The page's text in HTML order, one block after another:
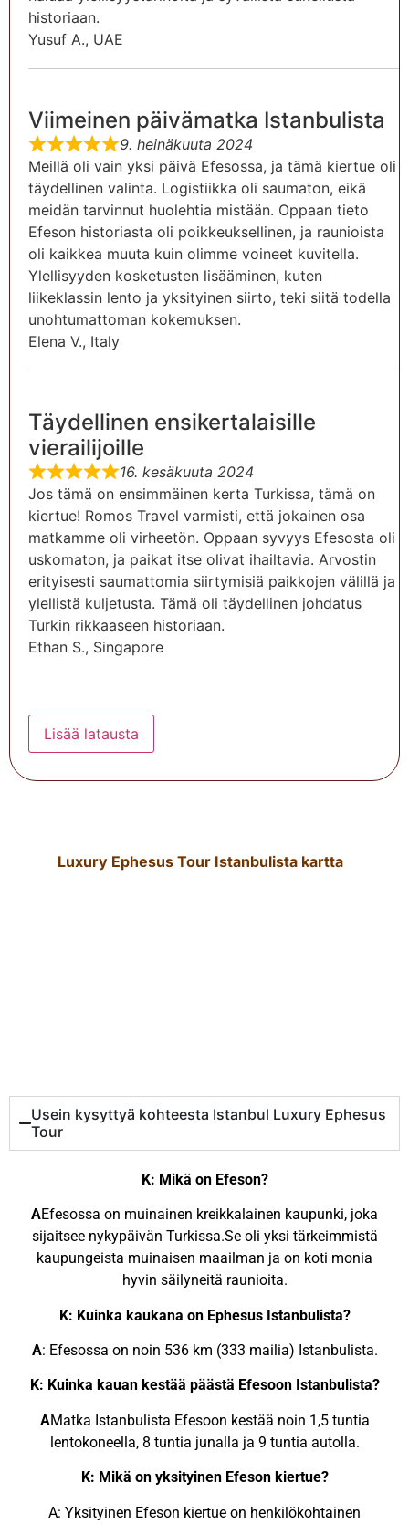
historiaan.
Yusuf A., UAE
Viimeinen päivämatka Istanbulista
9. heinäkuuta 2024
Meillä oli vain yksi päivä Efesossa, ja tämä kiertue oli
täydellinen valinta. Logistiikka oli saumaton, eikä
meidän tarvinnut huolehtia mistään. Oppaan tieto
Efeson historiasta oli poikkeuksellinen, ja raunioista
oli kaikkea muuta kuin olimme voineet kuvitella.
Ylellisyyden kosketusten lisääminen, kuten
liikeklassin lento ja yksityinen siirto, teki siitä todella
unohtumattoman kokemuksen.
Elena V., Italy
Täydellinen ensikertalaisille
vierailijoille
16. kesäkuuta 2024
Jos tämä on ensimmäinen kerta Turkissa, tämä on
kiertue! Romos Travel varmisti, että jokainen osa
matkamme oli virheetön. Oppaan syvyys Efesosta oli
uskomaton, ja paikat itse olivat ihailtavia. Arvostin
erityisesti saumattomia siirtymisiä paikkojen välillä ja
ylellistä kuljetusta. Tämä oli täydellinen johdatus
Turkin rikkaaseen historiaan.
Ethan S., Singapore
Lisää latausta
Luxury Ephesus Tour Istanbulista kartta
Usein kysyttyä kohteesta Istanbul Luxury Ephesus
Tour
K: Mikä on Efeson?
AEfesossa on muinainen kreikkalainen kaupunki, joka
sijaitsee nykypäivän Turkissa.Se oli yksi tärkeimmistä
kaupungeista muinaisen maailman ja on koti monia
hyvin säilyneitä raunioita.
K: Kuinka kaukana on Ephesus Istanbulista?
A: Efesossa on noin 536 km (333 mailia) Istanbulista.
K: Kuinka kauan kestää päästä Efesoon Istanbulista?
AMatka Istanbulista Efesoon kestää noin 1,5 tuntia
lentokoneella, 8 tuntia junalla ja 9 tuntia autolla.
K: Mikä on yksityinen Efeson kiertue?
A: Yksityinen Efeson kiertue on henkilökohtainen